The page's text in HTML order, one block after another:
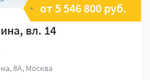
от 5 546 800 руб.
вл. 14
8А, Москва